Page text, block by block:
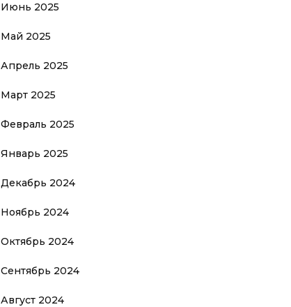
Июнь 2025
Май 2025
Апрель 2025
Март 2025
Февраль 2025
Январь 2025
Декабрь 2024
Ноябрь 2024
Октябрь 2024
Сентябрь 2024
Август 2024